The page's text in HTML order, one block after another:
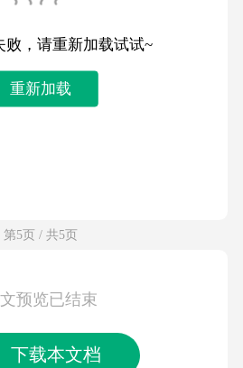
败，请重新加载试试~
重新加载
第5页 / 共5页
预览已结束
下载本文档